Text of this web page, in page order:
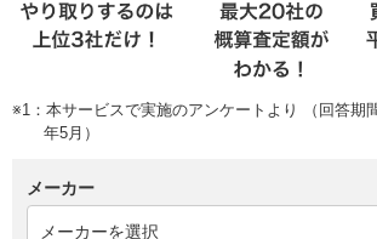
※1：本サービスで実施のアンケートより （回答期
年5月）
メーカー